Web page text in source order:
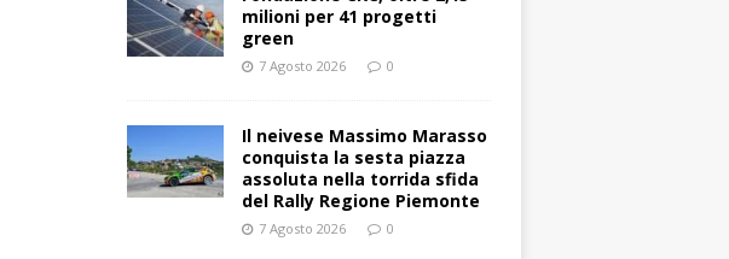
milioni per 41 progetti
green
7 Agosto 2026 0
Il neivese Massimo Marasso
conquista la sesta piazza
assoluta nella torrida sfida
del Rally Regione Piemonte
7 Agosto 2026 0